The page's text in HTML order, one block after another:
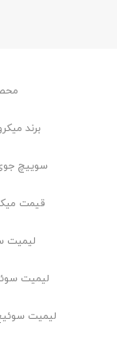
برند
سوییچ
قیمت
لیمیت
لیمیت
لیمیت